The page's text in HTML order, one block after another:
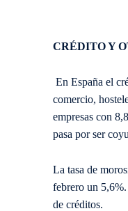
CRÉDITO Y
En España el
comercio,
empresas con
pasa por ser
La tasa de
febrero un
de créditos.